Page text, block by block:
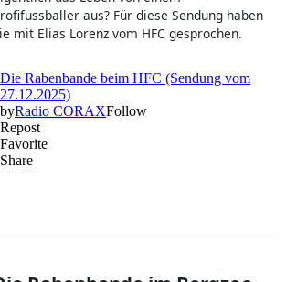
Die Rabenbande im Bergzoo